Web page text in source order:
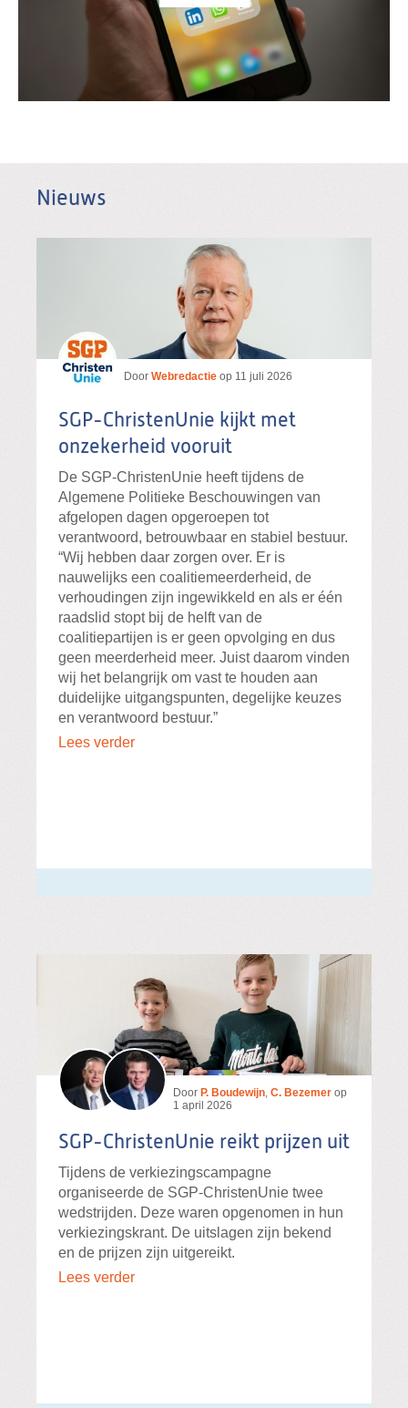
Nieuws
Door Webredactie op 11 juli 2026
SGP-ChristenUnie kijkt met
onzekerheid vooruit
De SGP-ChristenUnie heeft tijdens de
Algemene Politieke Beschouwingen van
afgelopen dagen opgeroepen tot
verantwoord, betrouwbaar en stabiel bestuur.
“Wij hebben daar zorgen over. Er is
nauwelijks een coalitiemeerderheid, de
verhoudingen zijn ingewikkeld en als er één
raadslid stopt bij de helft van de
coalitiepartijen is er geen opvolging en dus
geen meerderheid meer. Juist daarom vinden
wij het belangrijk om vast te houden aan
duidelijke uitgangspunten, degelijke keuzes
en verantwoord bestuur.”
Lees verder
Door P. Boudewijn, C. Bezemer op
1 april 2026
SGP-ChristenUnie reikt prijzen uit
Tijdens de verkiezingscampagne
organiseerde de SGP-ChristenUnie twee
wedstrijden. Deze waren opgenomen in hun
verkiezingskrant. De uitslagen zijn bekend
en de prijzen zijn uitgereikt.
Lees verder